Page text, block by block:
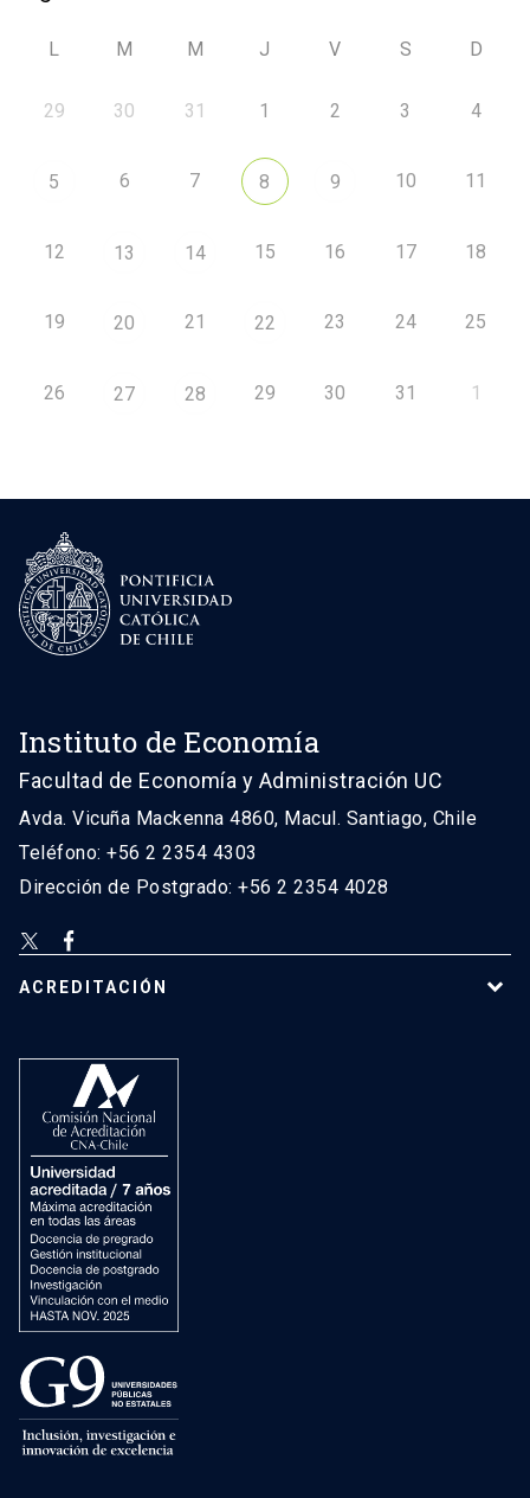
L M M J V S D
29 30 31 1 2 3 4
5 6 7 8 9 10 11
12 13 14 15 16 17 18
19 20 21 22 23 24 25
26 27 28 29 30 31 1
Instituto de Economía
Facultad de Economía y Administración UC
Avda. Vicuña Mackenna 4860, Macul. Santiago, Chile
Teléfono: +56 2 2354 4303
Dirección de Postgrado: +56 2 2354 4028
ACREDITACIÓN